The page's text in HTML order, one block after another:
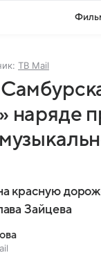
ТВ Mail
наряде
красную
Зайцева